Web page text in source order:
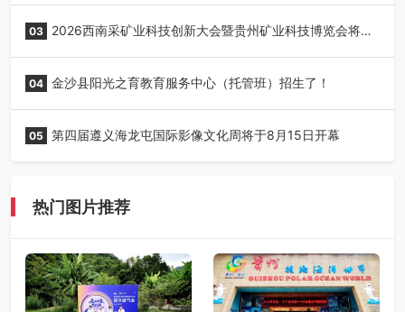
03 2026西南采矿业科技创新大会暨贵州矿业科技博览会将在
04 金沙县阳光之育教育服务中心（托管班）招生了！
05 第四届遵义海龙屯国际影像文化周将于8月15日开幕
热门图片推荐